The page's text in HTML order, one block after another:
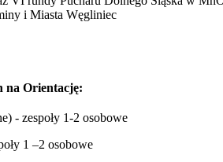
i Miasta Węgliniec
na Orientację:
- zespoły 1-2 osobowe
1 –2 osobowe